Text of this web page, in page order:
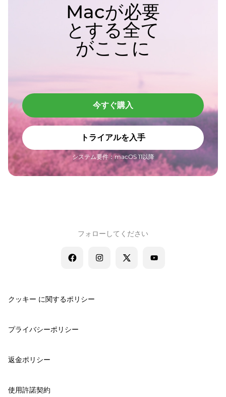
Macが必要
とする全て
がここに
今すぐ購入
トライアルを入手
システム要件：macOS 11以降
クッキー に関するポリシー
プライバシーポリシー
返金ポリシー
使用許諾契約
フォローしてください